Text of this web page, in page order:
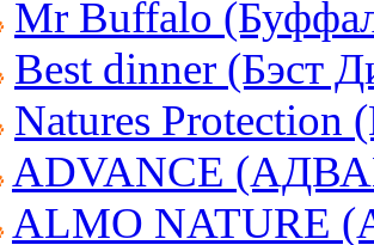
Mr Buffalo
Best dinner (Бэст
Natures Protection
ADVANCE
ALMO